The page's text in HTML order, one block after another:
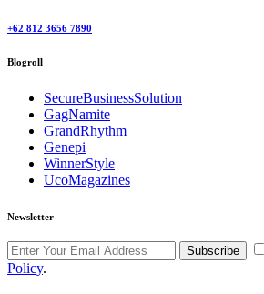
+62 812 3656 7890
Blogroll
SecureBusinessSolution
GagNamite
GrandRhythm
Genepi
WinnerStyle
UcoMagazines
Newsletter
Subscribe
Policy.